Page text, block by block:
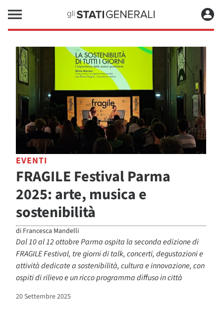
EVENTI
FRAGILE Festival Parma
2025: arte, musica e
sostenibilità
di Francesca Mandelli
Dal 10 al 12 ottobre Parma ospita la seconda edizione di
FRAGILE Festival, tre giorni di talk, concerti, degustazioni e
attività dedicate a sostenibilità, cultura e innovazione, con
ospiti di rilievo e un ricco programma diffuso in città
20 Settembre 2025